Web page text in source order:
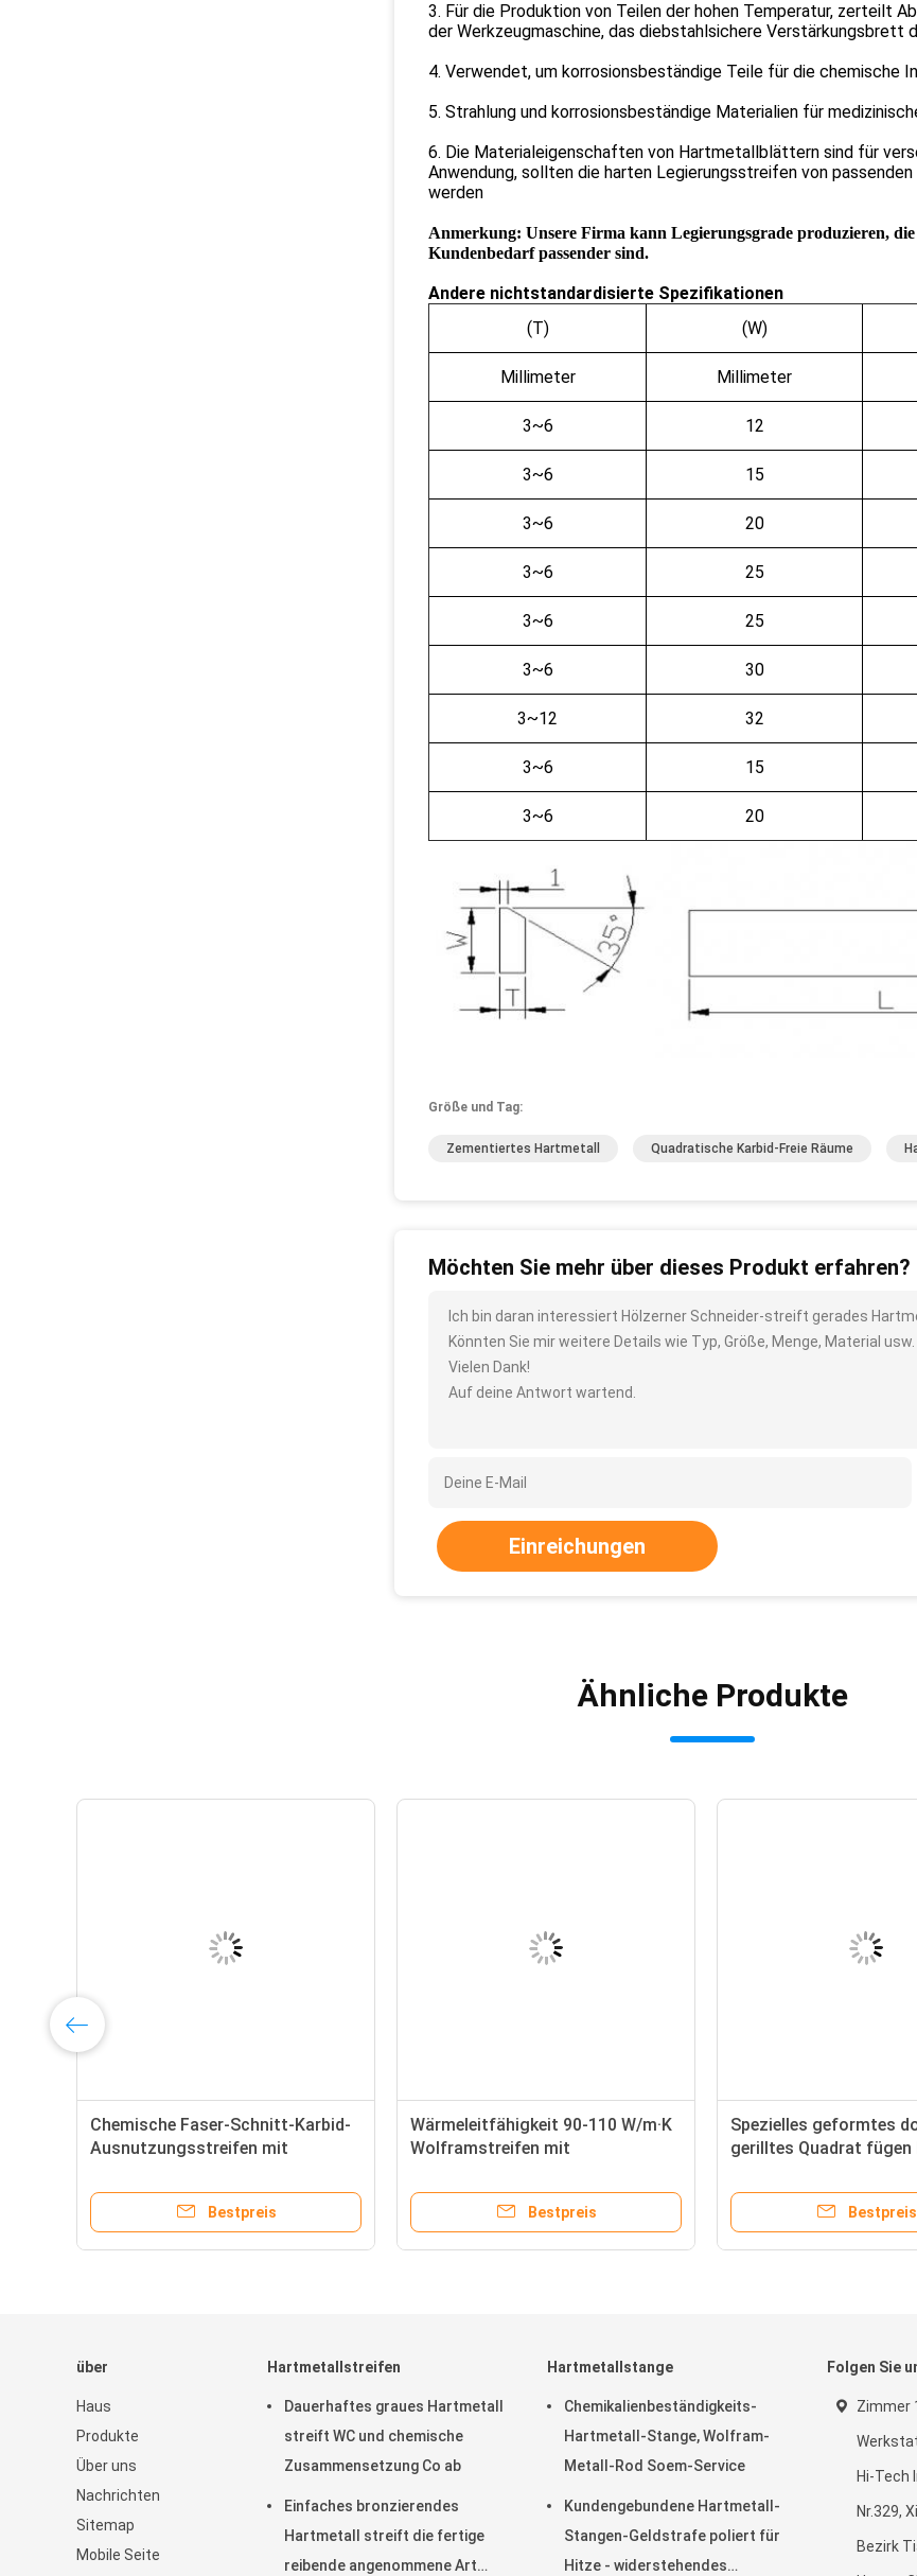
3. Für die Produktion von Teilen der hohen Temperatur, zerteilt
der Werkzeugmaschine, das diebstahlsichere Verstärkungsbrett
4. Verwendet, um korrosionsbeständige Teile für die chemische
5. Strahlung und korrosionsbeständige Materialien für
6. Die Materialeigenschaften von Hartmetallblättern sind für
Anwendung, sollten die harten Legierungsstreifen von
werden
Anmerkung: Unsere Firma kann Legierungsgrade produzieren,
Kundenbedarf passender sind.
Andere nichtstandardisierte Spezifikationen
(T)
(W)
Millimeter Millimeter
3~6 12
3~6 15
3~6 20
3~6 25
3~6 25
3~6 30
3~12 32
3~6 15
3~6 20
Größe und Tag:
Zementiertes Hartmetall Quadratische Karbid-Freie Räume
Möchten Sie mehr über dieses Produkt erfahren?
Ich bin daran interessiert Hölzerner Schneider-streift gerades
Könnten Sie mir weitere Details wie Typ, Größe, Menge, Material
Vielen Dank!
Auf deine Antwort wartend.
Einreichungen
Ähnliche Produkte
Chemische Faser-Schnitt-Karbid-
Ausnutzungsstreifen mit
Abnutzungsbeständigkeit
Bestpreis
Wärmeleitfähigkeit 90-110 W/m·K
Wolframstreifen mit
Bestpreis
Spezielles geformtes
gerilltes Quadrat fügen
Bestpreis
über
Haus
Produkte
Über uns
Nachrichten
Sitemap
Mobile Seite
Hartmetallstreifen
Dauerhaftes graues Hartmetall
streift WC und chemische
Zusammensetzung Co ab
Einfaches bronzierendes
Hartmetall streift die fertige
reibende angenommene Art
Hartmetallstange
Chemikalienbeständigkeits-
Hartmetall-Stange, Wolfram-
Metall-Rod Soem-Service
Kundengebundene Hartmetall-
Stangen-Geldstrafe poliert für
Hitze - widerstehendes
Folgen Sie
Zimmer
Hi-Tech
Nr.329,
Bezirk